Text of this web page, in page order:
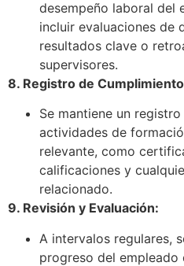
desempeño laboral del
incluir evaluaciones de
resultados clave o
supervisores.
8. Registro de
Se mantiene un
actividades de
relevante, como
calificaciones y
relacionado.
9. Revisión y Evaluación:
A intervalos regulares,
progreso del empleado